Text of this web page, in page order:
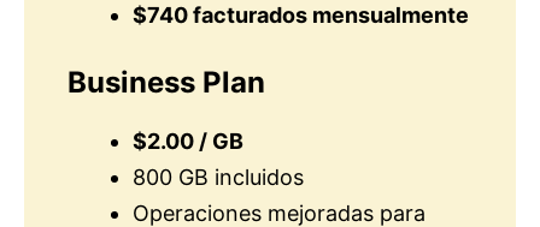
$740 facturados mensualmente
Business Plan
$2.00 / GB
800 GB incluidos
Operaciones mejoradas para